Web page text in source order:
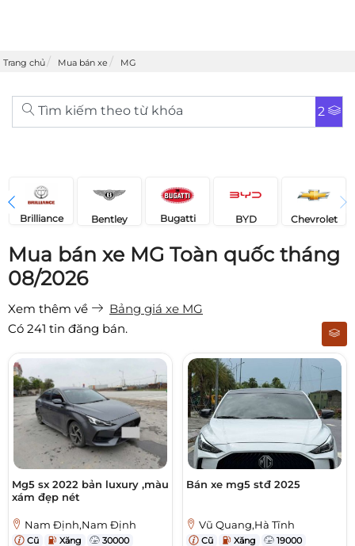
Trang chủ Mua bán xe MG
Tìm kiếm theo từ khóa 2
Brilliance Bentley Bugatti BYD Chevrolet
Mua bán xe MG Toàn quốc tháng
08/2026
Xem thêm về
Bảng giá xe MG
Có 241 tin đăng bán.
Mg5 sx 2022 bản luxury ,màu
xám đẹp nét
Nam Định,Nam Định
Cũ Xăng
30000
Bán xe mg5 stđ 2025
Vũ Quang,Hà Tĩnh
Cũ Xăng
19000